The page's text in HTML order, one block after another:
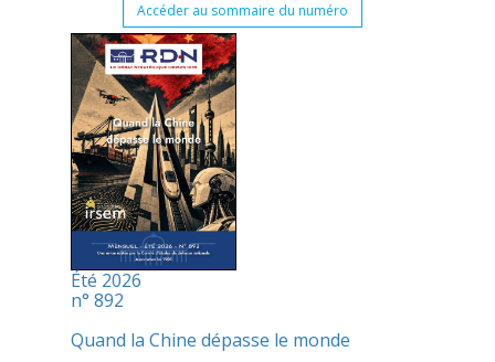
Accéder au sommaire du numéro
Été 2026
n° 892
Quand la Chine dépasse le monde